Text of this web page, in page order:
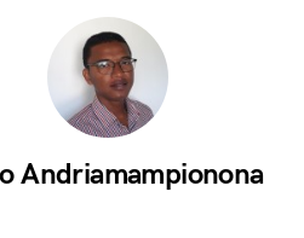
Andriamampionona